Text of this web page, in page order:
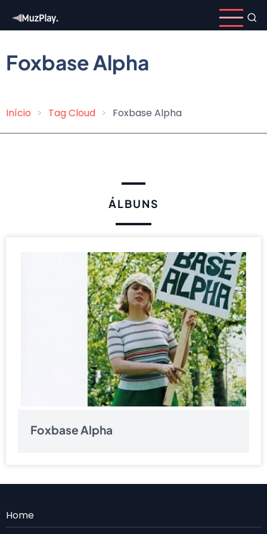
para
conteúdo
principal
Foxbase Alpha
Trilha
Início Tag Cloud Foxbase Alpha
ÁLBUNS
Foxbase Alpha
Menu
Rodape
Home